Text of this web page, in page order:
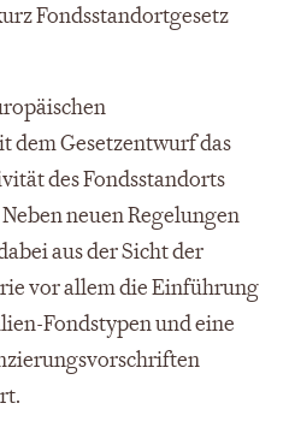
Fondsstandortgesetz
dem Gesetzentwurf das
des Fondsstandorts
neuen Regelungen
aus der Sicht der
vor allem die Einführung
Fondstypen und eine